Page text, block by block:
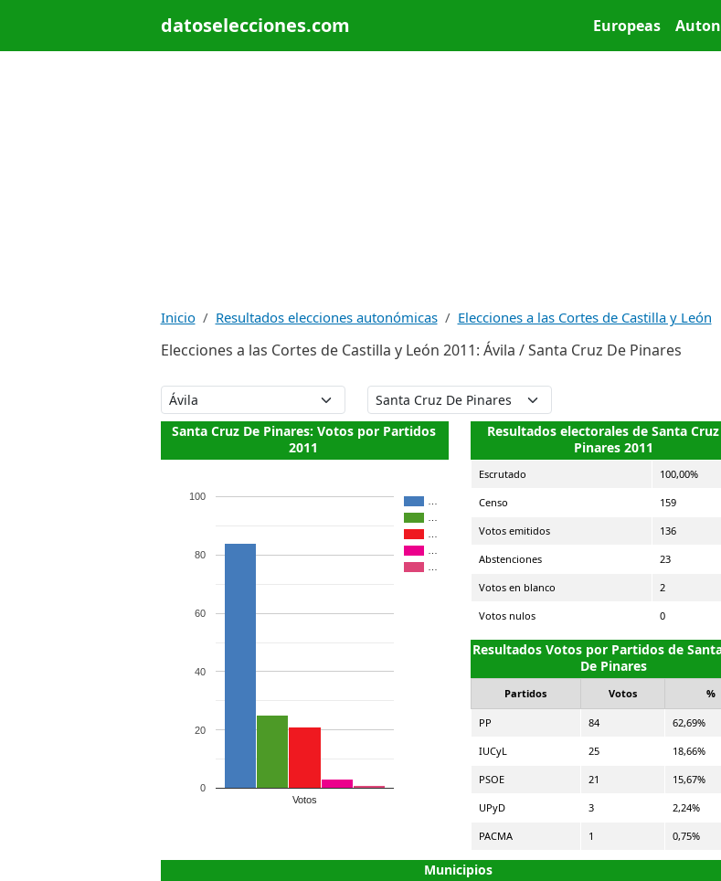
datoselecciones.com Main
Europeas
Inicio Resultados elecciones autonómicas Elecciones a las Cortes de Castilla y León
Elecciones a las Cortes de Castilla y León 2011: Ávila / Santa Cruz De Pinares
Santa Cruz De Pinares: Votos por Partidos
2011
Votos
0
20
40
60
80
100
Resultados electorales de Santa
Pinares 2011
Escrutado 100,00%
Censo 159
Votos emitidos 136
Abstenciones 23
Votos en blanco 2
Votos nulos 0
Resultados Votos por Partidos de
De Pinares
Partidos Votos %
PP 84 62,69%
IUCyL 25 18,66%
PSOE 21 15,67%
UPyD 3 2,24%
PACMA 1 0,75%
Municipios